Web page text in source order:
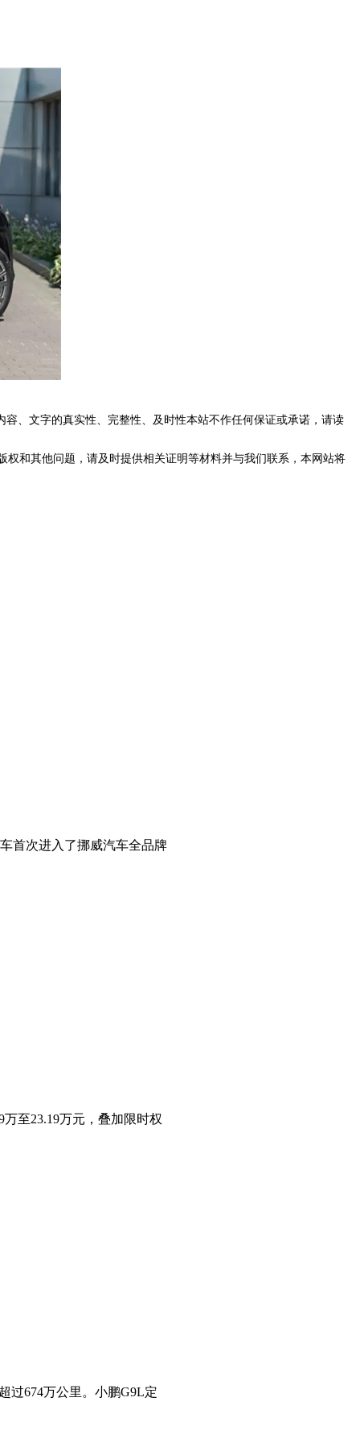
、文字的真实性、完整性、及时性本站不作任何保证或承诺，请读
和其他问题，请及时提供相关证明等材料并与我们联系，本网站将
首次进入了挪威汽车全品牌
至23.19万元，叠加限时权
过674万公里。小鹏G9L定